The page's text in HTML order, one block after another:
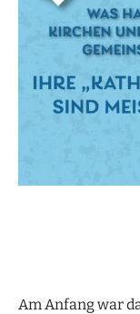
Am Anfang war